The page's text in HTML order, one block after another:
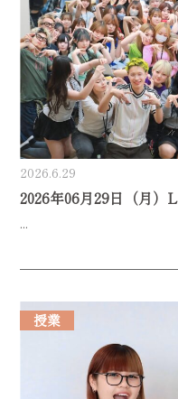
2026.6.29
2026年06月29日（月）
...
授業